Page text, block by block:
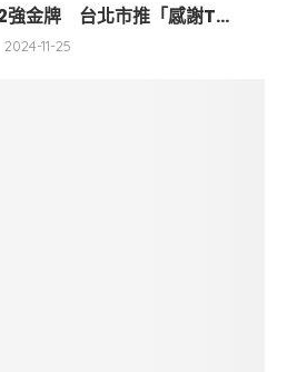
強金牌 台北市推「感謝T...
2024-11-25